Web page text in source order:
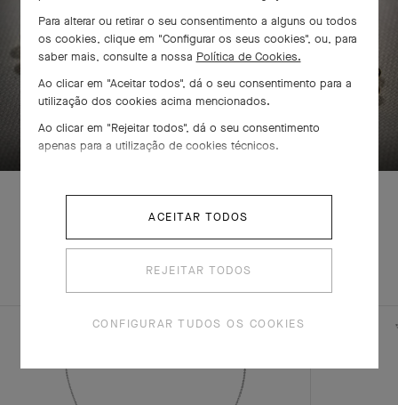
COMPLETO
EXPLORE
OUTRAS
Para alterar ou retirar o seu consentimento a alguns ou todos
os cookies, clique em "Configurar os seus cookies", ou, para
saber mais, consulte a nossa Política de Cookies.
Ao clicar em "Aceitar todos", dá o seu consentimento para a
utilização dos cookies acima mencionados.
Ao clicar em "Rejeitar todos", dá o seu consentimento
apenas para a utilização de cookies técnicos.
ACEITAR TODOS
REJEITAR TODOS
CONFIGURAR TUDOS OS COOKIES